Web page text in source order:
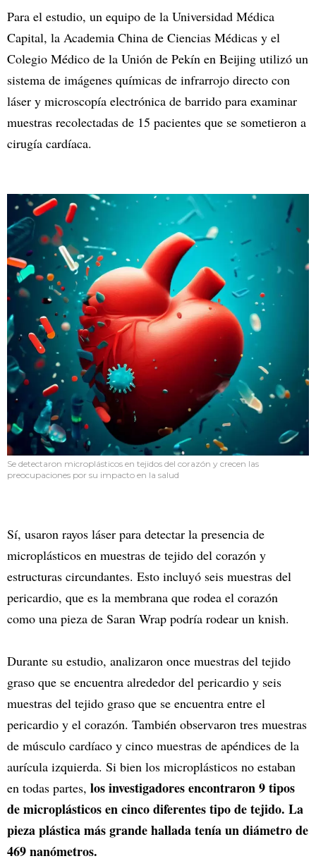
Para el estudio, un equipo de la Universidad Médica
Capital, la Academia China de Ciencias Médicas y el
Colegio Médico de la Unión de Pekín en Beijing utilizó un
sistema de imágenes químicas de infrarrojo directo con
láser y microscopía electrónica de barrido para examinar
muestras recolectadas de 15 pacientes que se sometieron a
cirugía cardíaca.
Se detectaron microplásticos en tejidos del corazón y crecen las
preocupaciones por su impacto en la salud
Sí, usaron rayos láser para detectar la presencia de
microplásticos en muestras de tejido del corazón y
estructuras circundantes. Esto incluyó seis muestras del
pericardio, que es la membrana que rodea el corazón
como una pieza de Saran Wrap podría rodear un knish.
Durante su estudio, analizaron once muestras del tejido
graso que se encuentra alrededor del pericardio y seis
muestras del tejido graso que se encuentra entre el
pericardio y el corazón. También observaron tres muestras
de músculo cardíaco y cinco muestras de apéndices de la
aurícula izquierda. Si bien los microplásticos no estaban
en todas partes, los investigadores encontraron 9 tipos
de microplásticos en cinco diferentes tipo de tejido. La
pieza plástica más grande hallada tenía un diámetro de
469 nanómetros.